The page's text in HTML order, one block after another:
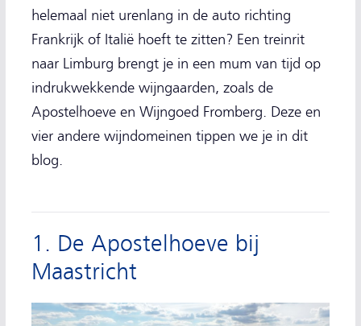
helemaal niet urenlang in de auto richting
Frankrijk of Italië hoeft te zitten? Een treinrit
naar Limburg brengt je in een mum van tijd op
indrukwekkende wijngaarden, zoals de
Apostelhoeve en Wijngoed Fromberg. Deze en
vier andere wijndomeinen tippen we je in dit
blog.
1. De Apostelhoeve bij
Maastricht